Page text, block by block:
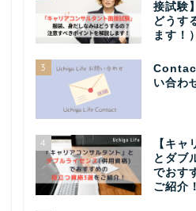
接試験
どうす
ます！）
3
い合わ
4
【キャ
とダブ
でおす
ご紹介！